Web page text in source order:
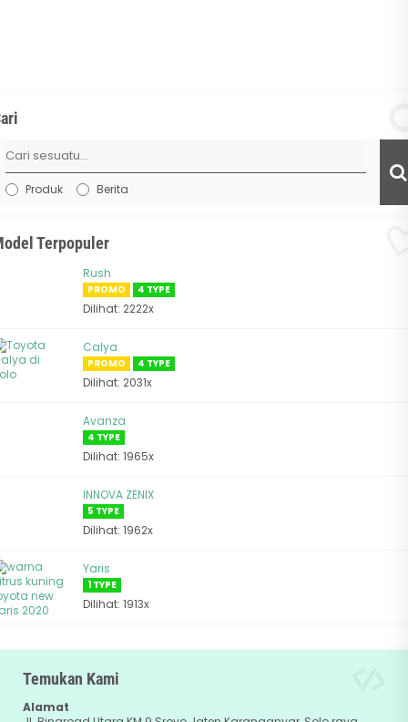
Produk Berita
Terpopuler
Rush
PROMO 4 TYPE
Dilihat: 2222x
Calya
PROMO 4 TYPE
Dilihat: 2031x
Avanza
4 TYPE
Dilihat: 1965x
INNOVA ZENIX
5 TYPE
Dilihat: 1962x
Yaris
1 TYPE
Dilihat: 1913x
Temukan Kami
Alamat